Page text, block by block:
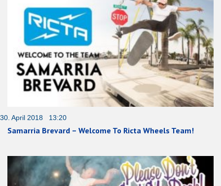
30. April 2018 13:20
Samarria Brevard – Welcome To Ricta Wheels Team!